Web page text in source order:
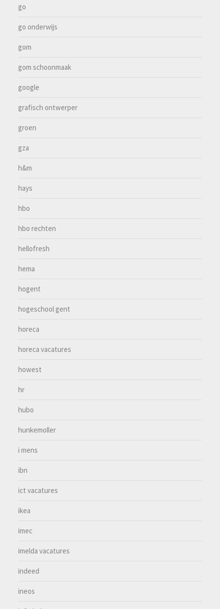
go
go onderwijs
gom
gom schoonmaak
google
grafisch ontwerper
groen
gza
h&m
hays
hbo
hbo rechten
hellofresh
hema
hogent
hogeschool gent
horeca
horeca vacatures
howest
hr
hubo
hunkemoller
i mens
ibn
ict vacatures
ikea
imec
imelda vacatures
indeed
ineos